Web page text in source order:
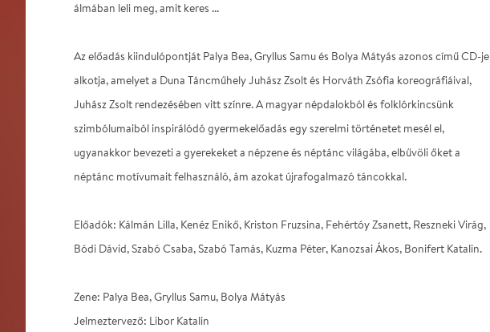
álmában leli meg, amit keres ...
Az előadás kiindulópontját Palya Bea, Gryllus Samu és Bolya Mátyás azonos című CD-je
alkotja, amelyet a Duna Táncműhely Juhász Zsolt és Horváth Zsófia koreográfiáival,
Juhász Zsolt rendezésében vitt színre. A magyar népdalokból és folklórkincsünk
szimbólumaiból inspirálódó gyermekelőadás egy szerelmi történetet mesél el,
ugyanakkor bevezeti a gyerekeket a népzene és néptánc világába, elbűvöli őket a
néptánc motívumait felhasználó, ám azokat újrafogalmazó táncokkal.
Előadók: Kálmán Lilla, Kenéz Enikő, Kriston Fruzsina, Fehértóy Zsanett, Reszneki Virág,
Bódi Dávid, Szabó Csaba, Szabó Tamás, Kuzma Péter, Kanozsai Ákos, Bonifert Katalin.
Zene: Palya Bea, Gryllus Samu, Bolya Mátyás
Jelmeztervező: Libor Katalin